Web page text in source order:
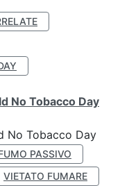
No Tobacco Day
No Tobacco Day
PASSIVO
VIETATO FUMARE